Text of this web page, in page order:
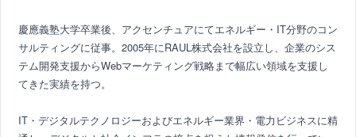
慶應義塾大学卒業後、アクセンチュアにてエネルギー・IT分野のコン
サルティングに従事。2005年にRAUL株式会社を設立し、企業のシス
テム開発支援からWebマーケティング戦略まで幅広い領域を支援し
てきた実績を持つ。
IT・デジタルテクノロジーおよびエネルギー業界・電力ビジネスに精